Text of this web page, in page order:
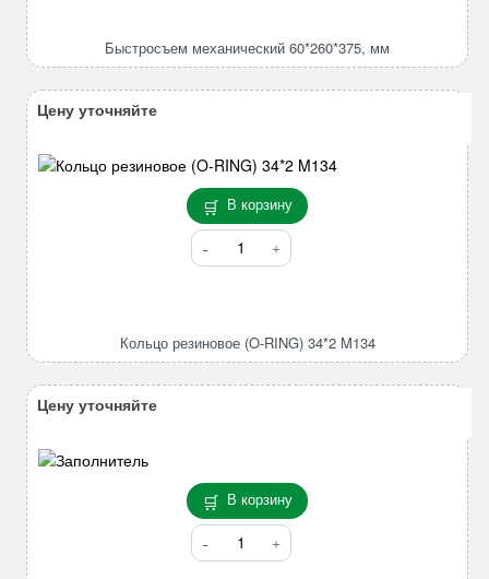
мм
Быстросъем механический 60*260*375, мм
В корзину
Количество
товара
RING)
Кольцо резиновое (O-RING) 34*2 M134
Цену уточняйте
В корзину
Количество
товара
Цену уточняйте